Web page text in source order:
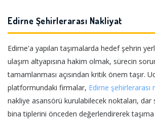
Edirne Şehirlerarası Nakliyat
Edirne'a yapılan taşımalarda hedef şehrin
ulaşım altyapısına hakim olmak, sürecin
tamamlanması açısından kritik önem taşır.
platformundaki firmalar, Edirne şehirlerarası
nakliye asansörü kurulabilecek noktaları, dar
bina tiplerini önceden değerlendirerek